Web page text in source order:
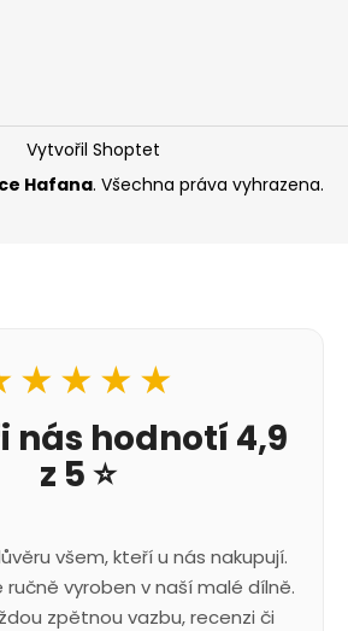
Vytvořil Shoptet
Hafana. Všechna práva vyhrazena.
nás hodnotí 4,9
z 5 ⭐
všem, kteří u nás nakupují.
ručně vyroben v naší malé dílně.
zpětnou vazbu, recenzi či